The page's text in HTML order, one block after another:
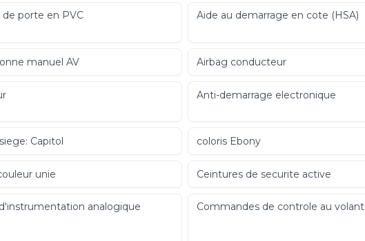
porte en PVC Aide au demarrage en cote (HSA)
manuel AV Airbag conducteur
Anti-demarrage electronique
Capitol coloris Ebony
unie Ceintures de securite active
analogique Commandes de controle au volant